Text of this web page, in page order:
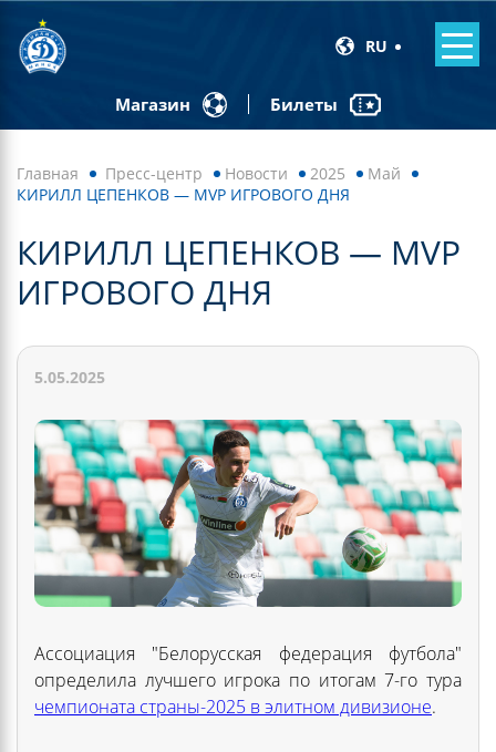
RU
Магазин Билеты
Главная Пресс-центр Новости 2025
Май
КИРИЛЛ ЦЕПЕНКОВ — MVP ИГРОВОГО ДНЯ
КИРИЛЛ ЦЕПЕНКОВ — MVP
ИГРОВОГО ДНЯ
5.05.2025
Ассоциация "Белорусская федерация футбола"
определила лучшего игрока по итогам 7-го тура
чемпионата страны-2025 в элитном дивизионе.